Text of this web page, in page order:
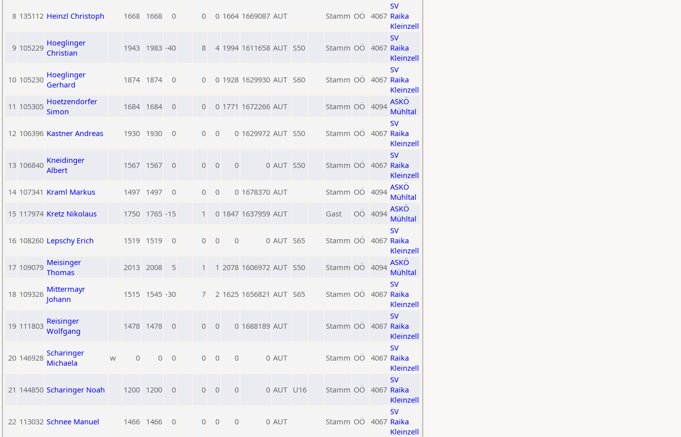
8 135112 Heinzl Christoph 1668 1668 0 0 0 1664 1669087 AUT Stamm OÖ 4067
SV
Raika
Kleinzell
9 105229 Hoeglinger
Christian
1943 1983 -40 8 4 1994 1611658 AUT S50 Stamm OÖ 4067
SV
Raika
Kleinzell
10 105230 Hoeglinger
Gerhard
1874 1874 0 0 0 1928 1629930 AUT S60 Stamm OÖ 4067
SV
Raika
Kleinzell
11 105305 Hoetzendorfer
Simon
1684 1684 0 0 0 1771 1672266 AUT Stamm OÖ 4094 ASKÖ
Mühltal
12 106396 Kastner Andreas 1930 1930 0 0 0 0 1629972 AUT S50 Stamm OÖ 4067
SV
Raika
Kleinzell
13 106840 Kneidinger
Albert
1567 1567 0 0 0 0 0 AUT S50 Stamm OÖ 4067
SV
Raika
Kleinzell
14 107341 Kraml Markus 1497 1497 0 0 0 0 1678370 AUT Stamm OÖ 4094 ASKÖ
Mühltal
15 117974 Kretz Nikolaus 1750 1765 -15 1 0 1847 1637959 AUT Gast OÖ 4094 ASKÖ
Mühltal
16 108260 Lepschy Erich 1519 1519 0 0 0 0 0 AUT S65 Stamm OÖ 4067
SV
Raika
Kleinzell
17 109079 Meisinger
Thomas
2013 2008 5 1 1 2078 1606972 AUT S50 Stamm OÖ 4094 ASKÖ
Mühltal
18 109326 Mittermayr
Johann
1515 1545 -30 7 2 1625 1656821 AUT S65 Stamm OÖ 4067
SV
Raika
Kleinzell
19 111803 Reisinger
Wolfgang
1478 1478 0 0 0 0 1688189 AUT Stamm OÖ 4067
SV
Raika
Kleinzell
20 146928 Scharinger
Michaela
w 0 0 0 0 0 0 0 AUT Stamm OÖ 4067
SV
Raika
Kleinzell
21 144850 Scharinger Noah 1200 1200 0 0 0 0 0 AUT U16 Stamm OÖ 4067
SV
Raika
Kleinzell
22 113032 Schnee Manuel 1466 1466 0 0 0 0 0 AUT Stamm OÖ 4067
SV
Raika
Kleinzell